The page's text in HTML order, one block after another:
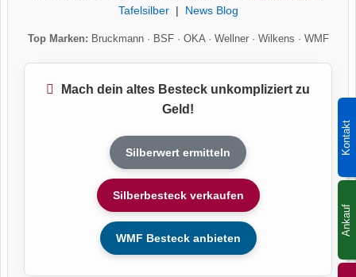
Kontakt
Ankauf
Tafelsilber| News Blog
Top Marken: Bruckmann· BSF· OKA· Wellner· Wilkens · WMF
Mach dein altes Besteck unkompliziert zu
Geld!
Silberwert ermitteln
Silberbesteck verkaufen
WMF Besteck anbieten